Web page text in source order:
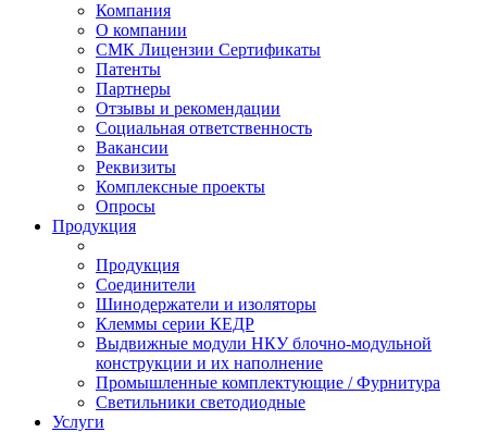
Компания
О компании
СМК Лицензии Сертификаты
Патенты
Партнеры
Отзывы и рекомендации
Социальная ответственность
Вакансии
Реквизиты
Комплексные проекты
Опросы
Продукция
Продукция
Соединители
Шинодержатели и изоляторы
Клеммы серии КЕДР
Выдвижные модули НКУ блочно-модульной
конструкции и их наполнение
Промышленные комплектующие / Фурнитура
Светильники светодиодные
Услуги